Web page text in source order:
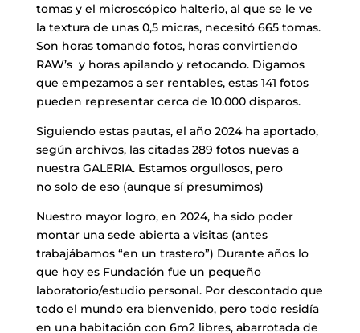
tomas y el microscópico halterio, al que se le ve
la textura de unas 0,5 micras, necesitó 665 tomas.
Son horas tomando fotos, horas convirtiendo
RAW’s y horas apilando y retocando. Digamos
que empezamos a ser rentables, estas 141 fotos
pueden representar cerca de 10.000 disparos.
​Siguiendo estas pautas, el año 2024 ha aportado,
según archivos, las citadas 289 fotos nuevas a
nuestra GALERIA. Estamos orgullosos, pero
no solo de eso (aunque sí presumimos)
Nuestro mayor logro, en 2024, ha sido poder
montar una sede abierta a visitas (antes
trabajábamos “en un trastero”) Durante años lo
que hoy es Fundación fue un pequeño
laboratorio/estudio personal. Por descontado que
todo el mundo era bienvenido, pero todo residía
en una habitación con 6m2 libres, abarrotada de